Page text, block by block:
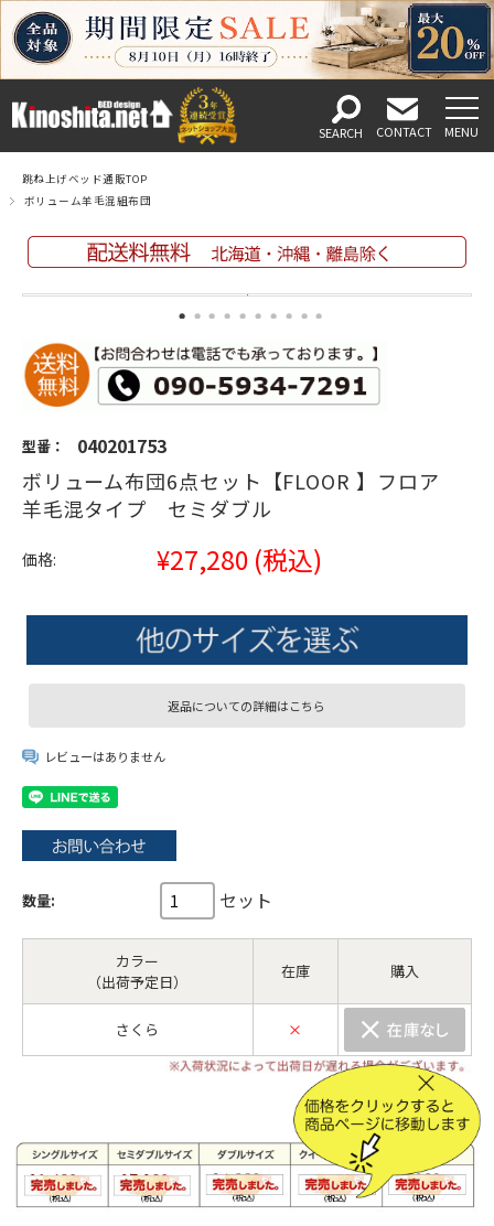
跳ね上げベッド通販TOP
ボリューム羊毛混組布団
型番： 040201753
ボリューム布団6点セット【FLOOR 】フロア
羊毛混タイプ セミダブル
価格: ¥27,280 (税込)
返品についての詳細はこちら
レビューはありません
数量: セット
カラー
（出荷予定日）
在庫 購入
さくら ×